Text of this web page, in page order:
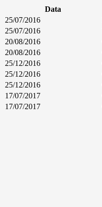
Data
25/07/2016
25/07/2016
20/08/2016
20/08/2016
25/12/2016
25/12/2016
25/12/2016
17/07/2017
17/07/2017